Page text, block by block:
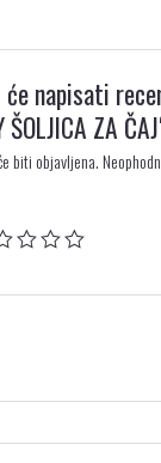
napisati
ŠOLJICA ZA
biti objavljena.